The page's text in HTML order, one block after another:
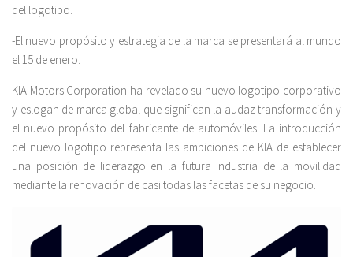
del logotipo.
-El nuevo propósito y estrategia de la marca se presentará al mundo
el 15 de enero.
KIA Motors Corporation ha revelado su nuevo logotipo corporativo
y eslogan de marca global que significan la audaz transformación y
el nuevo propósito del fabricante de automóviles. La introducción
del nuevo logotipo representa las ambiciones de KIA de establecer
una posición de liderazgo en la futura industria de la movilidad
mediante la renovación de casi todas las facetas de su negocio.